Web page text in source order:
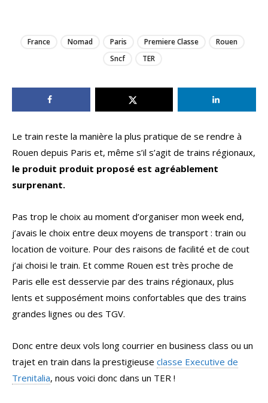
France Nomad Paris Premiere Classe
Rouen
Sncf
TER
Le train reste la manière la plus pratique de se rendre à
Rouen depuis Paris et, même s’il s’agit de trains régionaux,
le produit produit proposé est agréablement
surprenant.
Pas trop le choix au moment d’organiser mon week end,
j’avais le choix entre deux moyens de transport : train ou
location de voiture. Pour des raisons de facilité et de cout
j’ai choisi le train. Et comme Rouen est très proche de
Paris elle est desservie par des trains régionaux, plus
lents et supposément moins confortables que des trains
grandes lignes ou des TGV.
Donc entre deux vols long courrier en business class ou un
trajet en train dans la prestigieuse classe Executive de
Trenitalia, nous voici donc dans un TER !